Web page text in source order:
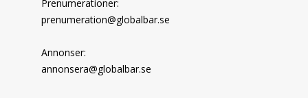
Prenumerationer:
prenumeration@globalbar.se
Annonser:
annonsera@globalbar.se